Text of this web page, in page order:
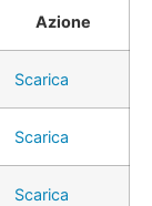
Azione
Scarica
Scarica
Scarica